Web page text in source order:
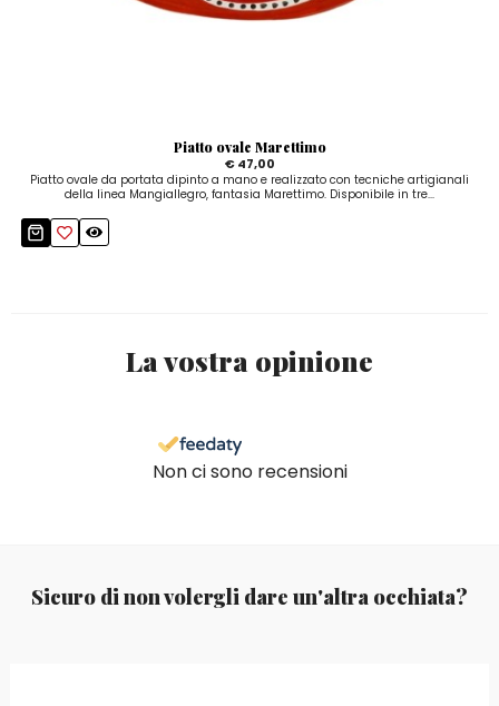
Piatto ovale Marettimo
€ 47,00
Piatto ovale da portata dipinto a mano e realizzato con tecniche artigianali
della linea Mangiallegro, fantasia Marettimo. Disponibile in tre...
La vostra opinione
Non ci sono recensioni
Sicuro di non volergli dare un'altra occhiata?